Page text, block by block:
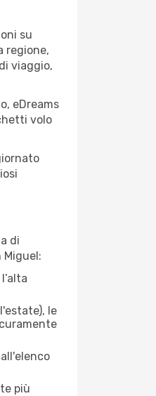
su
regione,
viaggio,
eDreams
volo
di
le
più